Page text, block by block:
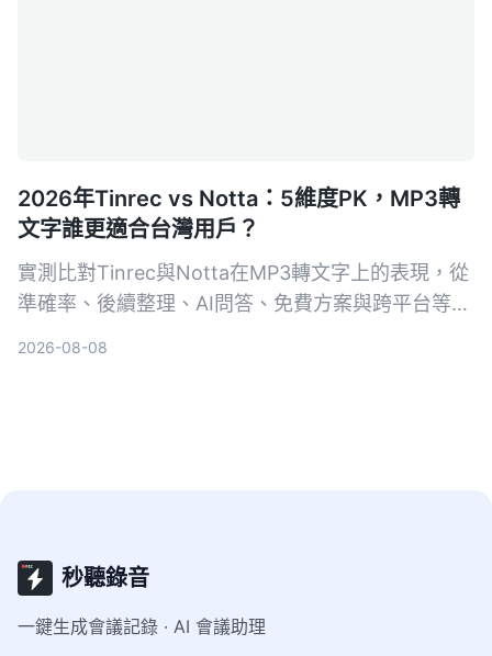
2026年Tinrec vs Notta：5維度PK，MP3轉
文字誰更適合台灣用戶？
實測比對Tinrec與Notta在MP3轉文字上的表現，從
準確率、後續整理、AI問答、免費方案與跨平台等5
2026-08-08
秒聽錄音
一鍵生成會議記錄 · AI 會議助理